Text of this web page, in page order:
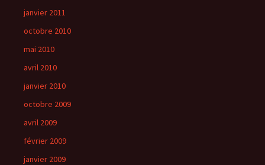
janvier 2011
octobre 2010
mai 2010
avril 2010
janvier 2010
octobre 2009
avril 2009
février 2009
janvier 2009